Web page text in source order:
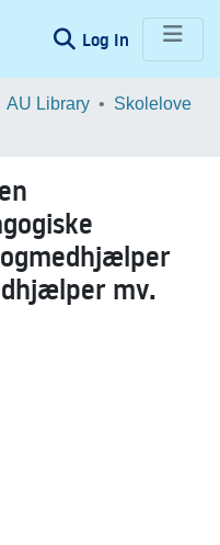
Log In (current)
AU Library
Skolelove
mv.